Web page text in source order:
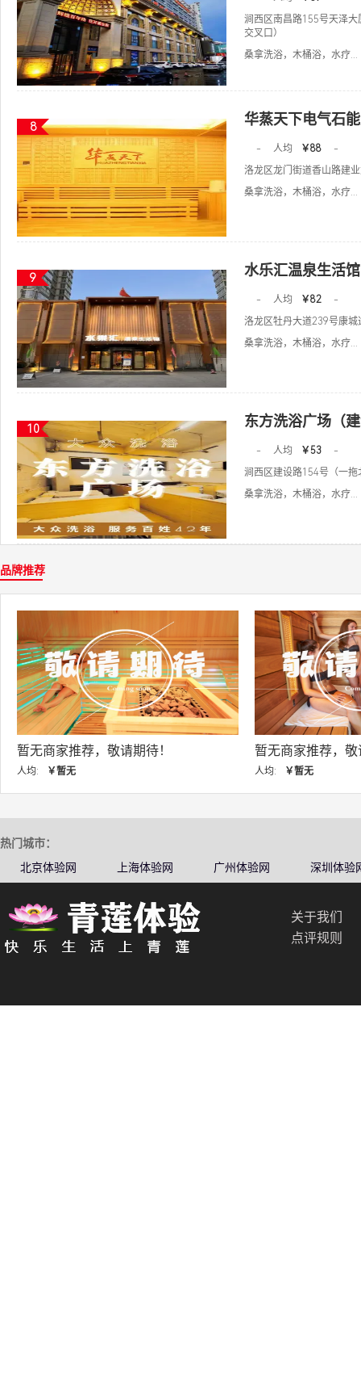
涧西区南昌路155号天泽
交叉口）
桑拿洗浴，木桶浴，水疗...
8 华蒸天下电气石
- 人均 ￥88
-
洛龙区龙门街道香山路建
桑拿洗浴，木桶浴，水疗...
9 水乐汇温泉生活馆
- 人均 ￥82
-
洛龙区牡丹大道239号康城
桑拿洗浴，木桶浴，水疗...
10 东方洗浴广场（
- 人均 ￥53
-
涧西区建设路154号（一拖
桑拿洗浴，木桶浴，水疗...
品牌推荐
暂无商家推荐，敬请期待！
人均: ￥暂无
暂无商家推荐，
人均: ￥暂无
热门城市：
北京体验网
上海体验网 广州体验网 深圳体验
关于我们
点评规则